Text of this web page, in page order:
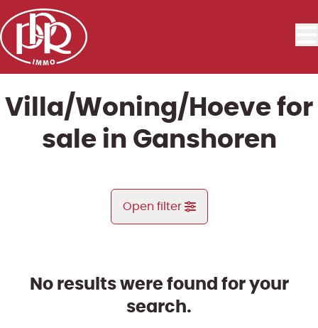
Skip to main content
Villa/Woning/Hoeve for
sale in Ganshoren
Open filter
Ganshoren (1083)
Remove
Map view
No results were found for your
search.